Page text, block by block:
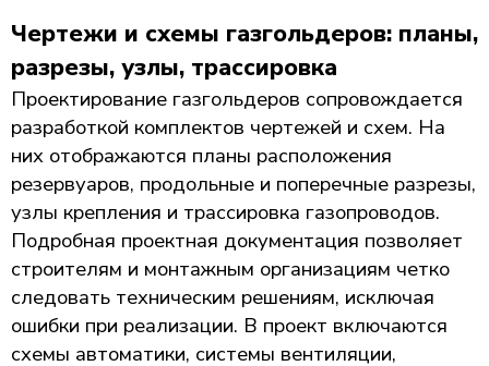
Чертежи и схемы газгольдеров: планы,
разрезы, узлы, трассировка
Проектирование газгольдеров сопровождается
разработкой комплектов чертежей и схем. На
них отображаются планы расположения
резервуаров, продольные и поперечные разрезы,
узлы крепления и трассировка газопроводов.
Подробная проектная документация позволяет
строителям и монтажным организациям четко
следовать техническим решениям, исключая
ошибки при реализации. В проект включаются
схемы автоматики, системы вентиляции,